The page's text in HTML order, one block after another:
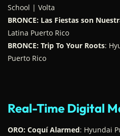
School | Volta
BRONCE: Las Fiestas son
Latina Puerto Rico
BRONCE: Trip To Your Roots:
Puerto Rico
Real-Time Digital
ORO: Coquí Alarmed: Hyundai